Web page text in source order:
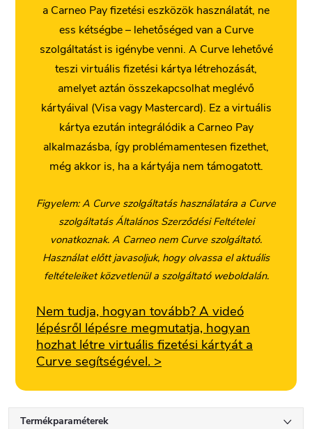
a Carneo Pay fizetési eszközök használatát, ne
ess kétségbe – lehetőséged van a Curve
szolgáltatást is igénybe venni. A Curve lehetővé
teszi virtuális fizetési kártya létrehozását,
amelyet aztán összekapcsolhat meglévő
kártyáival (Visa vagy Mastercard). Ez a virtuális
kártya ezután integrálódik a Carneo Pay
alkalmazásba, így problémamentesen fizethet,
még akkor is, ha a kártyája nem támogatott.
Figyelem: A Curve szolgáltatás használatára a Curve
szolgáltatás Általános Szerződési Feltételei
vonatkoznak. A Carneo nem Curve szolgáltató.
Használat előtt javasoljuk, hogy olvassa el aktuális
feltételeiket közvetlenül a szolgáltató weboldalán.
Nem tudja, hogyan tovább? A videó
lépésről lépésre megmutatja, hogyan
hozhat létre virtuális fizetési kártyát a
Curve segítségével. >
Termékparaméterek